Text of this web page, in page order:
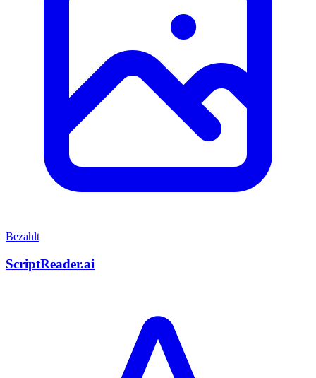
Bezahlt
ScriptReader.ai